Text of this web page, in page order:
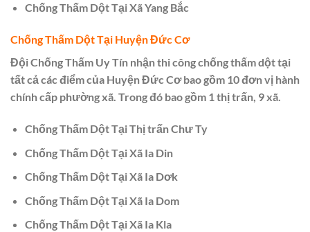
Chống Thấm Dột Tại Xã Yang Bắc
Chống Thấm Dột Tại Huyện Đức Cơ
Đội Chống Thấm Uy Tín nhận thi công chống thấm dột tại
tất cả các điểm của Huyện Đức Cơ bao gồm 10 đơn vị hành
chính cấp phường xã. Trong đó bao gồm 1 thị trấn, 9 xã.
Chống Thấm Dột Tại Thị trấn Chư Ty
Chống Thấm Dột Tại Xã Ia Din
Chống Thấm Dột Tại Xã Ia Dơk
Chống Thấm Dột Tại Xã Ia Dom
Chống Thấm Dột Tại Xã Ia Kla